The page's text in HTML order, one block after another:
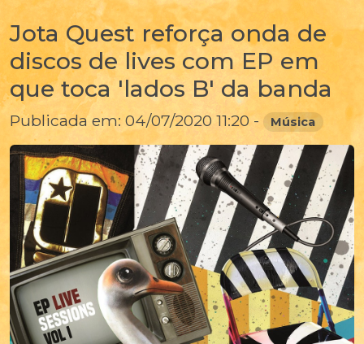
Jota Quest reforça onda de
discos de lives com EP em
que toca 'lados B' da banda
Publicada em: 04/07/2020 11:20 - Música